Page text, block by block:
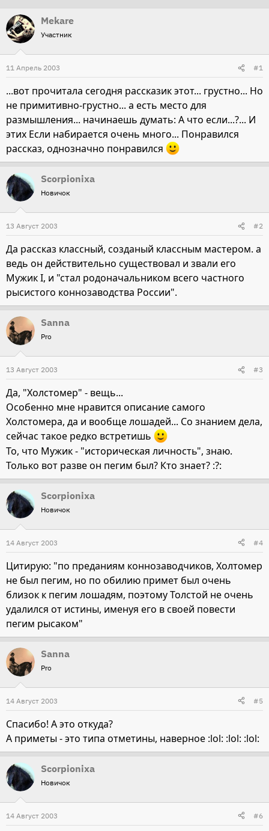
т
о
р
т
е
а
ч
Mekare
Участник
11 Апрель 2003 #1
...вот прочитала сегодня рассказик этот... грустно... Но
не примитивно-грустно... а есть место для
размышления... начинаешь думать: А что если...?... И
этих Если набирается очень много... Понравился
рассказ, однозначно понравился
Scorpionixa
Новичок
13 Август 2003 #2
Да рассказ классный, созданый классным мастером. а
ведь он действительно существовал и звали его
Мужик I, и "стал родоначальником всего частного
рысистого коннозаводства России".
Sanna
Pro
13 Август 2003 #3
Да, "Холстомер" - вещь...
Особенно мне нравится описание самого
Холстомера, да и вообще лошадей... Со знанием дела,
сейчас такое редко встретишь
То, что Мужик - "историческая личность", знаю.
Только вот разве он пегим был? Кто знает? :?:
Scorpionixa
Новичок
14 Август 2003 #4
Цитирую: "по преданиям коннозаводчиков, Холтомер
не был пегим, но по обилию примет был очень
близок к пегим лошадям, поэтому Толстой не очень
удалился от истины, именуя его в своей повести
пегим рысаком"
Sanna
Pro
14 Август 2003 #5
Спасибо! А это откуда?
А приметы - это типа отметины, наверное :lol: :lol: :lol:
Scorpionixa
Новичок
14 Август 2003 #6